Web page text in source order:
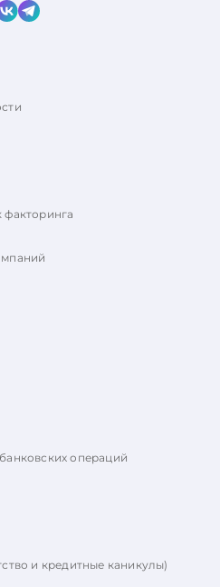
операций
и кредитные каникулы)